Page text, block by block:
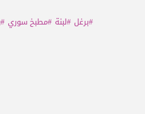
#برغل #لبنة #مطبخ سوري